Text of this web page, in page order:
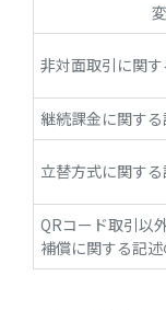
非対面取引に関
継続課金に関す
立替方式に関す
QRコード取引以
補償に関する記